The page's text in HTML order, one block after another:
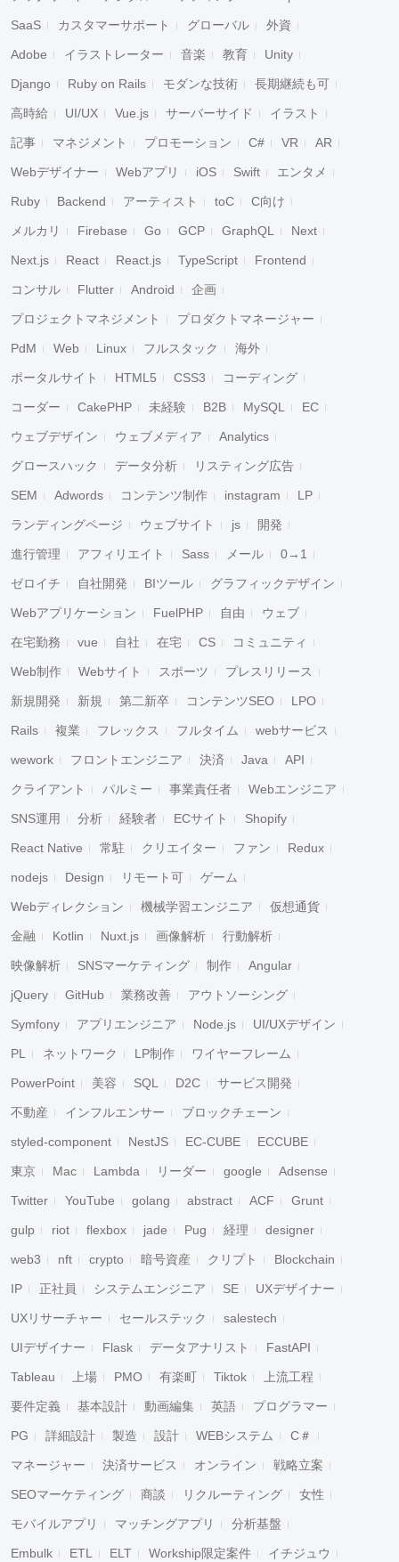
SaaS カスタマーサポート グローバル 外資
Adobe イラストレーター 音楽 教育 Unity
Django Ruby on Rails モダンな技術 長期継続も可
高時給 UI/UX Vue.js サーバーサイド イラスト
記事 マネジメント プロモーション C# VR AR
Webデザイナー Webアプリ iOS Swift エンタメ
Ruby Backend アーティスト toC C向け
メルカリ Firebase Go GCP GraphQL Next
Next.js React React.js TypeScript Frontend
コンサル Flutter Android 企画
プロジェクトマネジメント プロダクトマネージャー
PdM Web Linux フルスタック 海外
ポータルサイト HTML5 CSS3 コーディング
コーダー CakePHP 未経験 B2B MySQL EC
ウェブデザイン ウェブメディア Analytics
グロースハック データ分析 リスティング広告
SEM Adwords コンテンツ制作 instagram LP
ランディングページ ウェブサイト js 開発
進行管理 アフィリエイト Sass メール 0→1
ゼロイチ 自社開発 BIツール グラフィックデザイン
Webアプリケーション FuelPHP 自由 ウェブ
在宅勤務 vue 自社 在宅 CS コミュニティ
Web制作 Webサイト スポーツ プレスリリース
新規開発 新規 第二新卒 コンテンツSEO LPO
Rails 複業 フレックス フルタイム webサービス
wework フロントエンジニア 決済 Java API
クライアント パルミー 事業責任者 Webエンジニア
SNS運用 分析 経験者 ECサイト Shopify
React Native 常駐 クリエイター ファン Redux
nodejs Design リモート可 ゲーム
Webディレクション 機械学習エンジニア 仮想通貨
金融 Kotlin Nuxt.js 画像解析 行動解析
映像解析 SNSマーケティング 制作 Angular
jQuery GitHub 業務改善 アウトソーシング
Symfony アプリエンジニア Node.js UI/UXデザイン
PL ネットワーク LP制作 ワイヤーフレーム
PowerPoint 美容 SQL D2C サービス開発
不動産 インフルエンサー ブロックチェーン
styled-component NestJS EC-CUBE ECCUBE
東京 Mac Lambda リーダー google Adsense
Twitter YouTube golang abstract ACF Grunt
gulp riot flexbox jade Pug 経理 designer
web3 nft crypto 暗号資産 クリプト Blockchain
IP 正社員 システムエンジニア SE UXデザイナー
UXリサーチャー セールステック salestech
UIデザイナー Flask データアナリスト FastAPI
Tableau 上場 PMO 有楽町 Tiktok 上流工程
要件定義 基本設計 動画編集 英語 プログラマー
PG 詳細設計 製造 設計 WEBシステム C＃
マネージャー 決済サービス オンライン 戦略立案
SEOマーケティング 商談 リクルーティング 女性
モバイルアプリ マッチングアプリ 分析基盤
Embulk ETL ELT Workship限定案件 イチジュウ